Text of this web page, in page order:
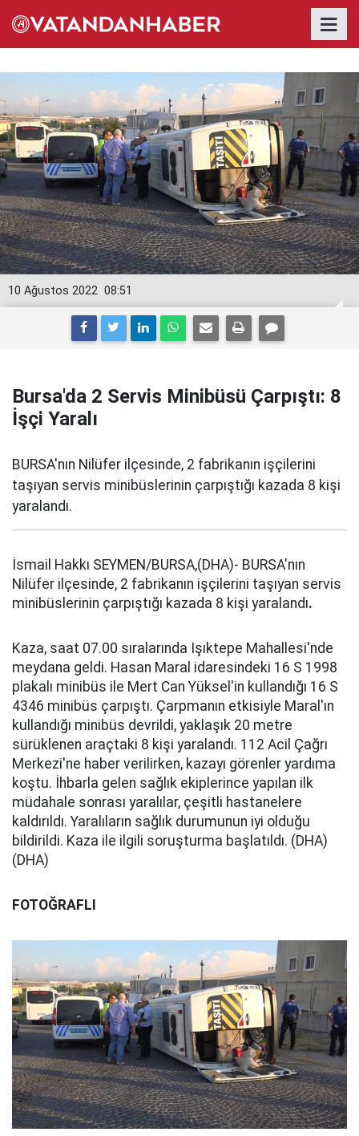
08:51
10 Ağustos 2022
Bursa'da 2 Servis Minibüsü Çarpıştı: 8
İşçi Yaralı
BURSA'nın Nilüfer ilçesinde, 2 fabrikanın işçilerini
taşıyan servis minibüslerinin çarpıştığı kazada 8 kişi
yaralandı.
İsmail Hakkı SEYMEN/BURSA,(DHA)- BURSA'nın
Nilüfer ilçesinde, 2 fabrikanın işçilerini taşıyan servis
minibüslerinin çarpıştığı kazada 8 kişi yaralandı.
Kaza, saat 07.00 sıralarında Işıktepe Mahallesi'nde
meydana geldi. Hasan Maral idaresindeki 16 S 1998
plakalı minibüs ile Mert Can Yüksel'in kullandığı 16 S
4346 minibüs çarpıştı. Çarpmanın etkisiyle Maral'ın
kullandığı minibüs devrildi, yaklaşık 20 metre
sürüklenen araçtaki 8 kişi yaralandı. 112 Acil Çağrı
Merkezi'ne haber verilirken, kazayı görenler yardıma
koştu. İhbarla gelen sağlık ekiplerince yapılan ilk
müdahale sonrası yaralılar, çeşitli hastanelere
kaldırıldı. Yaralıların sağlık durumunun iyi olduğu
bildirildi. Kaza ile ilgili soruşturma başlatıldı. (DHA)
(DHA)
FOTOĞRAFLI